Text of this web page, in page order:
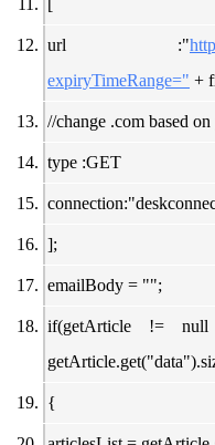
url :"
expiryTimeRange=" +
//change .com based
type :GET
];
emailBody = "";
if(getArticle !=
{